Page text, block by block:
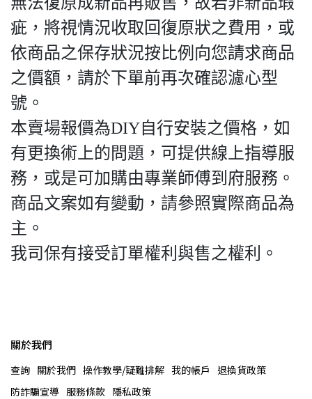
疵，將視情況收取回復原狀之費用，或
依商品之保存狀況按比例向您請求商品
之價額，請於下單前再次確認濾心型
號。
本賣場報價為DIY自行安裝之價格，如
有更換術上的問題，可提供線上指導服
務，或是可加購由專業師傅到府服務。
商品文案如有變動，請參照實際商品為
主。
我司保有接受訂單權利與售之權利。
關於我們
查詢 關於我們 操作教學/疑難排解 我的帳戶
退換貨政策
防詐騙宣導 服務條款 隱私政策